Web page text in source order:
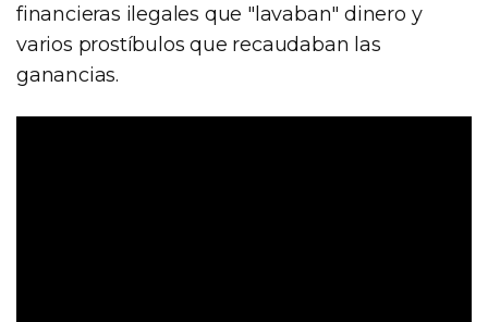
financieras ilegales que "lavaban" dinero y
varios prostíbulos que recaudaban las
ganancias.